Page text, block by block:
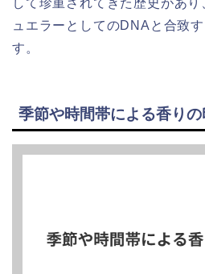
して珍重されてきた歴史があ
ュエラーとしてのDNAと合致
す。
季節や時間帯による香り